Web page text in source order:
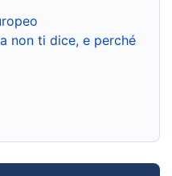
non ti dice, e perché